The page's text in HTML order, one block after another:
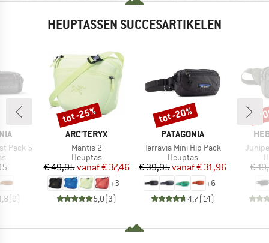
HEUPTASSEN SUCCESARTIKELEN
Pack 5
(9)
MERK
ARC'TERYX
Artikel
Mantis 2
Productgroep
Heuptas
Prijs
€ 49,95 Verlaagde prijs
vanaf€ 37,46
+3
5,0(3)
Korting
tot -25%
MERK
PATAGONIA
Artikel
Terravia Mini Hip Pack
Productgroep
Heuptas
Prijs
€ 39,95 Verlaagde prijs
vanaf€ 31,96
+6
4,7(14)
Korting
tot -20%
Artikel
€
-